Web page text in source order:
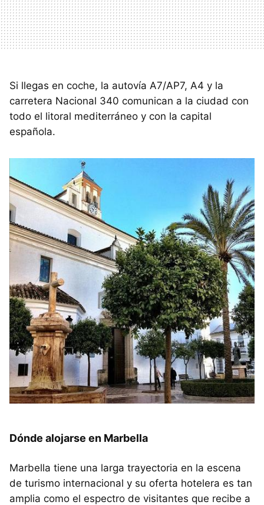
Si llegas en coche, la autovía A7/AP7, A4 y la
carretera Nacional 340 comunican a la ciudad con
todo el litoral mediterráneo y con la capital
española.
Dónde alojarse en Marbella
Marbella tiene una larga trayectoria en la escena
de turismo internacional y su oferta hotelera es tan
amplia como el espectro de visitantes que recibe a